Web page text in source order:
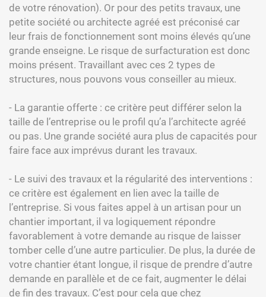
de votre rénovation). Or pour des petits travaux, une
petite société ou architecte agréé est préconisé car
leur frais de fonctionnement sont moins élevés qu’une
grande enseigne. Le risque de surfacturation est donc
moins présent. Travaillant avec ces 2 types de
structures, nous pouvons vous conseiller au mieux.
- La garantie offerte : ce critère peut différer selon la
taille de l’entreprise ou le profil qu’a l’architecte agréé
ou pas. Une grande société aura plus de capacités pour
faire face aux imprévus durant les travaux.
- Le suivi des travaux et la régularité des interventions :
ce critère est également en lien avec la taille de
l’entreprise. Si vous faites appel à un artisan pour un
chantier important, il va logiquement répondre
favorablement à votre demande au risque de laisser
tomber celle d’une autre particulier. De plus, la durée de
votre chantier étant longue, il risque de prendre d’autre
demande en parallèle et de ce fait, augmenter le délai
de fin des travaux. C’est pour cela que chez